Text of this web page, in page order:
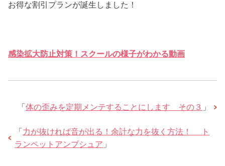
お得な割引プランが誕生しました！
感染拡大防止対策！ スクールの様子がわかる動画
「 体の歪みを定期メンテすることにします その３ 」
「 力が抜ければ音が出る！余計な力を抜く方法！ ト
ランペットアンブシュア 」